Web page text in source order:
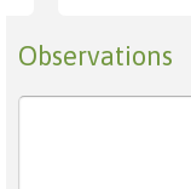
Observations